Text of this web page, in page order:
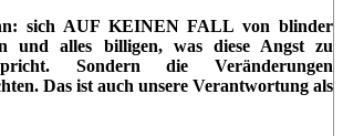
sich AUF KEINEN FALL von blinder
und alles billigen, was diese Angst zu
Sondern die Veränderungen
Das ist auch unsere Verantwortung als